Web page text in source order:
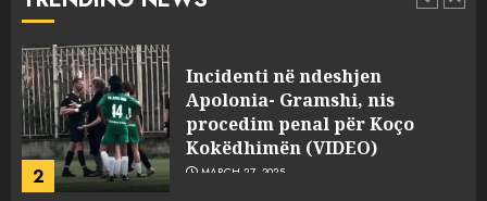
1
2
Incidenti në ndeshjen
Apolonia- Gramshi, nis
procedim penal për Koço
Kokëdhimën (VIDEO)
MARCH 27, 2025